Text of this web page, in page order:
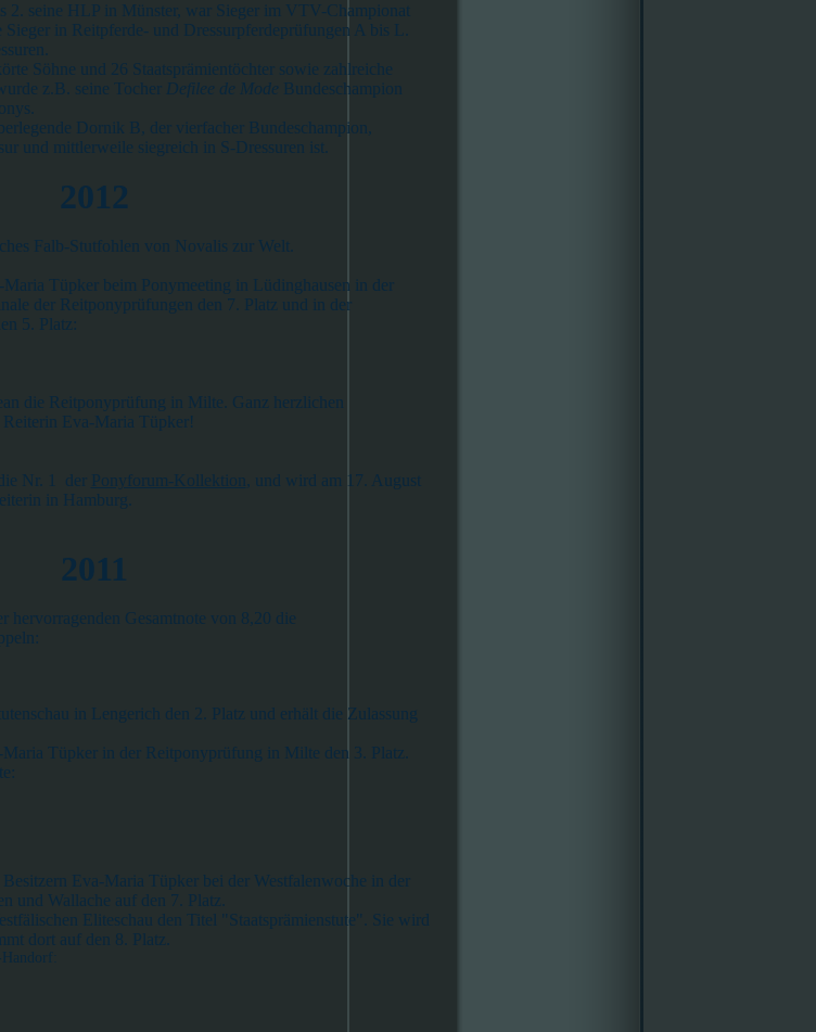
2. seine HLP in Münster, war Sieger im VTV-Championat
in Reitpferde- und Dressurpferdeprüfungen A bis L.
Söhne und 26 Staatsprämientöchter sowie zahlreiche
z.B. seine Tocher Defilee de Mode Bundeschampion
Dornik B, der vierfacher Bundeschampion,
und mittlerweile siegreich in S-Dressuren ist.
2012
Falb-Stutfohlen von Novalis zur Welt.
Tüpker beim Ponymeeting in Lüdinghausen in der
der Reitponyprüfungen den 7. Platz und in der
5. Platz:
die Reitponyprüfung in Milte. Ganz herzlichen
Eva-Maria Tüpker!
Nr. 1 der Ponyforum-Kollektion, und wird am 17. August
in Hamburg.
2011
hervorragenden Gesamtnote von 8,20 die
in Lengerich den 2. Platz und erhält die Zulassung
Tüpker in der Reitponyprüfung in Milte den 3. Platz.
Eva-Maria Tüpker bei der Westfalenwoche in der
und Wallache auf den 7. Platz.
Eliteschau den Titel "Staatsprämienstute". Sie wird
dort auf den 8. Platz.